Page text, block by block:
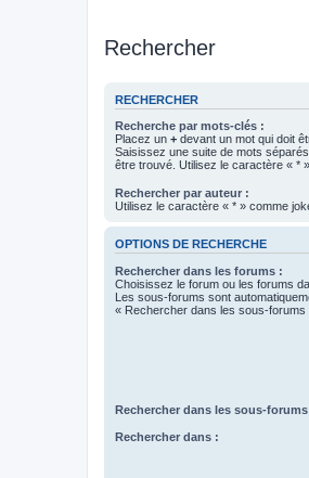
Rechercher
RECHERCHER
Recherche par mots-clés :
Placez un + devant un mot qui doit
Saisissez une suite de mots
être trouvé. Utilisez le caractère « *
Rechercher par auteur :
Utilisez le caractère « * » comme
OPTIONS DE RECHERCHE
Rechercher dans les forums :
Choisissez le forum ou les forums
Les sous-forums sont
« Rechercher dans les sous-forums
Rechercher dans les sous-
Rechercher dans :